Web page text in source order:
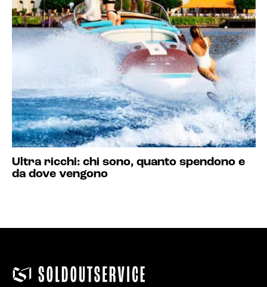
Ultra ricchi: chi sono, quanto spendono e
da dove vengono